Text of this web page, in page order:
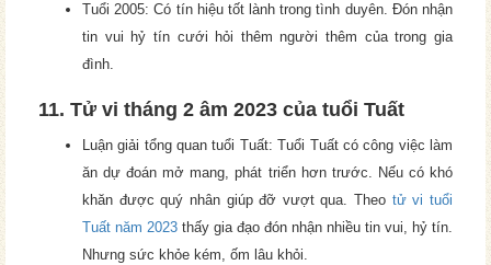
Tuổi 2005: Có tín hiệu tốt lành trong tình duyên. Đón nhận
tin vui hỷ tín cưới hỏi thêm người thêm của trong gia
đình.
11. Tử vi tháng 2 âm 2023 của tuổi Tuất
Luận giải tổng quan tuổi Tuất: Tuổi Tuất có công việc làm
ăn dự đoán mở mang, phát triển hơn trước. Nếu có khó
khăn được quý nhân giúp đỡ vượt qua. Theo tử vi tuổi
Tuất năm 2023 thấy gia đạo đón nhận nhiều tin vui, hỷ tín.
Nhưng sức khỏe kém, ốm lâu khỏi.